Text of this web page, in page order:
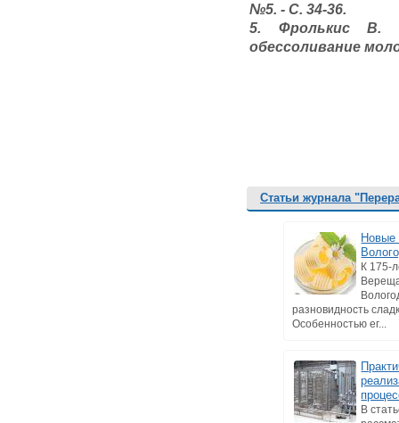
№5. - С. 34-36.
5. Фролькис В.
обессоливание
Статьи журнала
Новые
К 175-
разновидность
Особенностью ег...
В